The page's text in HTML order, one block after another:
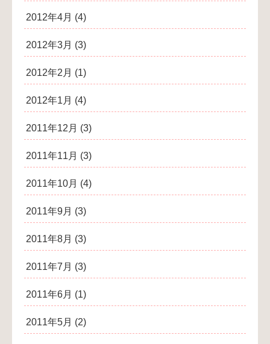
2012年4月 (4)
2012年3月 (3)
2012年2月 (1)
2012年1月 (4)
2011年12月 (3)
2011年11月 (3)
2011年10月 (4)
2011年9月 (3)
2011年8月 (3)
2011年7月 (3)
2011年6月 (1)
2011年5月 (2)